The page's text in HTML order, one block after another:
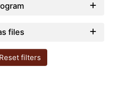
files
Reset filters